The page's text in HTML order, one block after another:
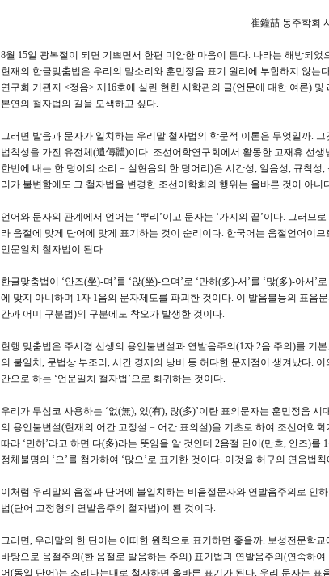
崔鐘喆 동주학회 사무
8월 15일 광복절이 되면 기쁘면서 한편 미안한 마음이 든다. 나라는 해방되
현재의 한글맞춤법은 우리의 말소리와 훈민정음 표기 원리에 부합하지 않는
연구회 기관지 <정음> 제16호에 실린 현헌 시학관의 글(언문에 대한 여론)
본연의 철자법의 길을 모색하고 싶다.
그러면 발음과 문자가 일치하는 우리말 철자법의 학문적 이론은 무엇일까.
법칙성을 가진 유전체(遺傳體)이다. 조선어학연구회에서 활동한 고재휴 선
한번에 내는 한 덩이의 소리 = 실현음의 한 덩어리)은 시간성, 일음성, 규칙
리가 불변함에도 그 철자법을 변경한 조선어학회의 행위는 올바른 것이 아니
언어와 문자의 관계에서 언어는 ‘뿌리’이고 문자는 ‘가지의 끝’이다. 그러
라 음절에 맞게 단어에 맞게 표기하는 것이 순리이다. 한국어는 음절언어이
언문일치 철자법이 된다.
한글맞춤법이 ‘안즈(坐)-며’를 ‘앉(坐)-으며’로 ‘만하(多)-서’를 ‘많(多)-아서’
에 맞지 아니하며 1자 1음의 문자제도를 파괴한 것이다. 이 발음불능의 표음
간과 어미 구분법)의 구분에도 착오가 발생한 것이다.
현행 맞춤법은 주시경 선생의 용언불변설과 연발음주의(1자 2음 주의)를 기
의 불일치, 문법상 부조리, 시간 경제의 낭비 등 허다한 문제점이 생겨났다.
간으로 하는 ‘언문일치 철자법’으로 회귀하는 것이다.
우리가 무심코 사용하는 ‘없(無), 있(有), 많(多)’이란 표의문자는 훈민정음
의 용언불변설(현재의 어간 고정설 = 어간 표의설)을 기초로 하여 조선어학
따라 ‘만하’라고 하면 다(多)라는 뜻임을 알 것인데 2음절 단어(만흐, 안즈)
정체불명의 ‘으’를 첨가하여 ‘많으’로 표기한 것이다. 이것을 허구의 연음법
이처럼 우리말의 음절과 단어에 불일치하는 비음절문자와 연발음주의로 인
법(단어 고정형의 연발음주의 철자법)이 된 것이다.
그러면, 우리말의 한 단어는 어떠한 원칙으로 표기하면 좋을까. 보성전문학
바탕으로 음절주의(한 음절로 발음하는 주의) 표기법과 연발음주의(연속하
어(동일 단어)는 소리나는대로 철자하면 올바른 표기가 된다. 우리 문자는